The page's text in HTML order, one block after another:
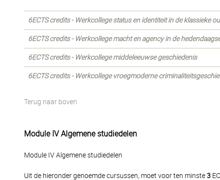
6ECTS credits - Werkcollege status en identiteit in de klassieke
6ECTS credits - Werkcollege macht en agency in de
6ECTS credits - Werkcollege middeleeuwse geschiedenis
6ECTS credits - Werkcollege vroegmoderne
Terug naar boven
Module IV Algemene studiedelen
Module IV Algemene studiedelen
Uit de hieronder genoemde cursussen, moet voor ten minste3